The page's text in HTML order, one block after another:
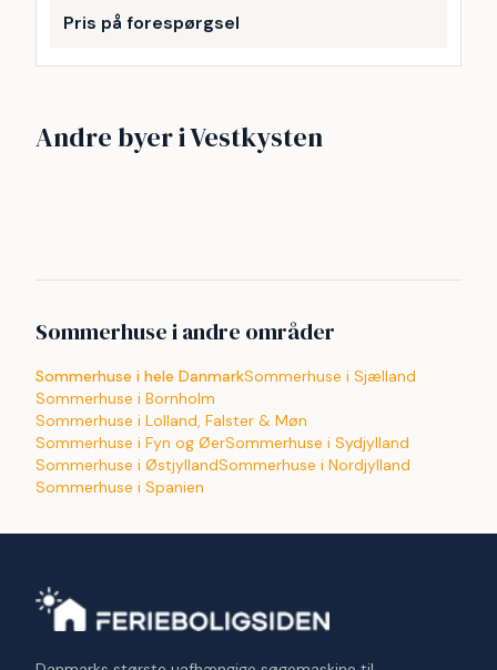
Pris på forespørgsel
Andre byer i Vestkysten
249 173
Gjellerodde Henne strand
Sommerhuse i andre områder
Sommerhuse i hele DanmarkSommerhuse i Sjælland
Sommerhuse i Bornholm
Sommerhuse i Lolland, Falster & Møn
Sommerhuse i Fyn og ØerSommerhuse i Sydjylland
Sommerhuse i ØstjyllandSommerhuse i Nordjylland
Sommerhuse i Spanien